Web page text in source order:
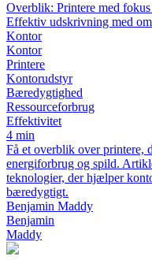
Overblik: Printere med
Effektiv udskrivning med
Kontor
Kontor
Printere
Kontorudstyr
Bæredygtighed
Ressourceforbrug
Effektivitet
4 min
Få et overblik over printere,
energiforbrug og spild.
teknologier, der hjælper
bæredygtigt.
Benjamin Maddy
Benjamin
Maddy